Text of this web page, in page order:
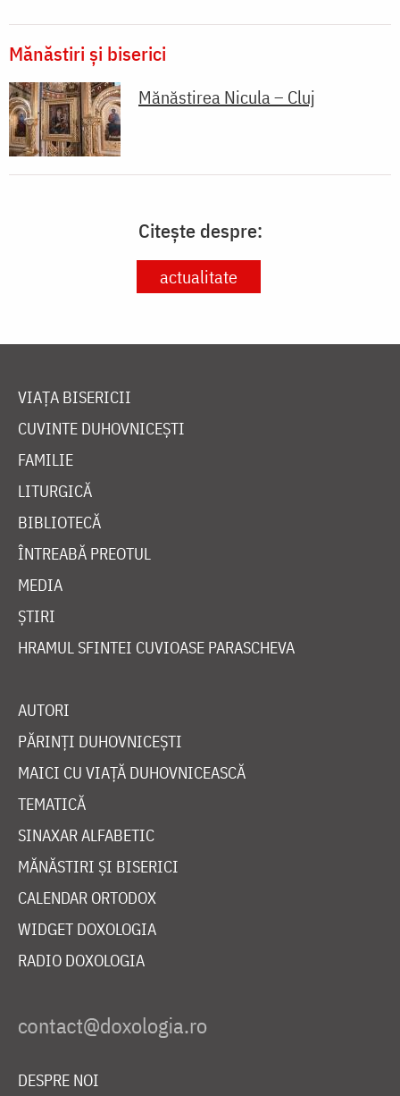
Mănăstiri și biserici
Mănăstirea Nicula – Cluj
Citește despre:
actualitate
VIAȚA BISERICII
CUVINTE DUHOVNICEȘTI
FAMILIE
LITURGICĂ
BIBLIOTECĂ
ÎNTREABĂ PREOTUL
MEDIA
ȘTIRI
HRAMUL SFINTEI CUVIOASE PARASCHEVA
AUTORI
PĂRINȚI DUHOVNICEȘTI
MAICI CU VIAȚĂ DUHOVNICEASCĂ
TEMATICĂ
SINAXAR ALFABETIC
MĂNĂSTIRI ȘI BISERICI
CALENDAR ORTODOX
WIDGET DOXOLOGIA
RADIO DOXOLOGIA
DESPRE NOI